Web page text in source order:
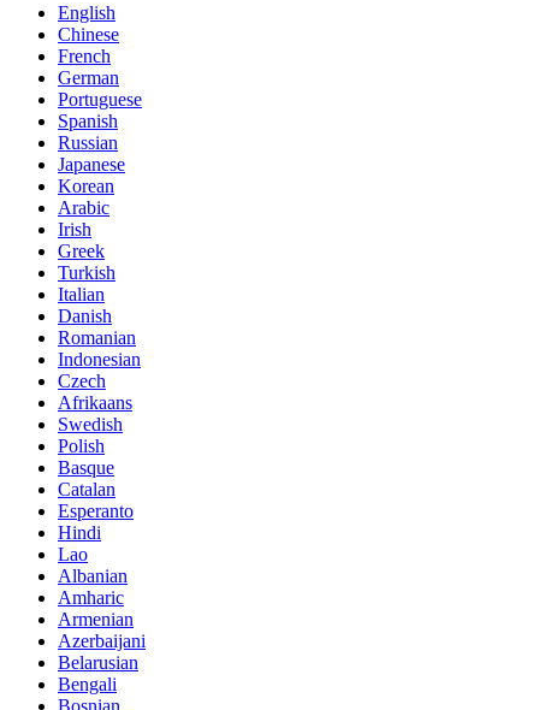
English
Chinese
French
German
Portuguese
Spanish
Russian
Japanese
Korean
Arabic
Irish
Greek
Turkish
Italian
Danish
Romanian
Indonesian
Czech
Afrikaans
Swedish
Polish
Basque
Catalan
Esperanto
Hindi
Lao
Albanian
Amharic
Armenian
Azerbaijani
Belarusian
Bengali
Bosnian